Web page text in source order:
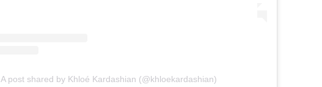
A post shared by Khloé Kardashian (@khloekardashian)